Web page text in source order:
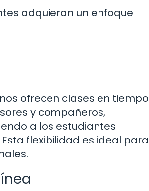
adquieran un enfoque
ofrecen clases en tiempo
y compañeros,
a los estudiantes
flexibilidad es ideal para